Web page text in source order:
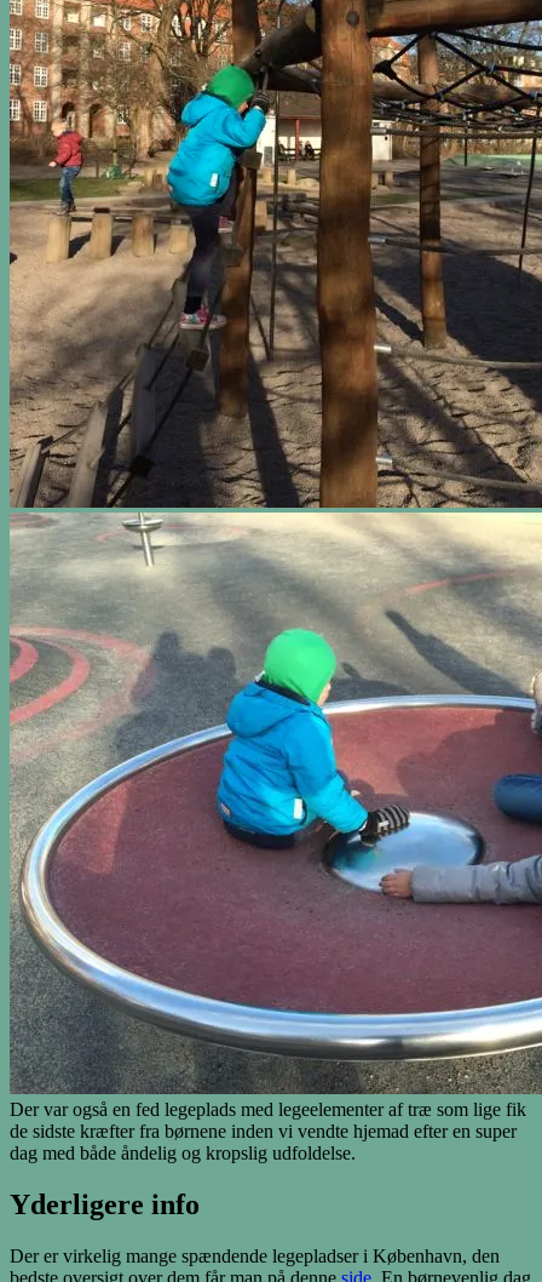
Der var også en fed legeplads med legeelementer af træ som lige fik
de sidste kræfter fra børnene inden vi vendte hjemad efter en super
dag med både åndelig og kropslig udfoldelse.
Yderligere info
Der er virkelig mange spændende legepladser i København, den
bedste oversigt over dem får man på denne side . En børnevenlig dag